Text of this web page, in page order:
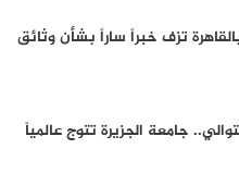
تزف خبراً ساراً بشأن وثائق
جامعة الجزيرة تتوج عالمياً